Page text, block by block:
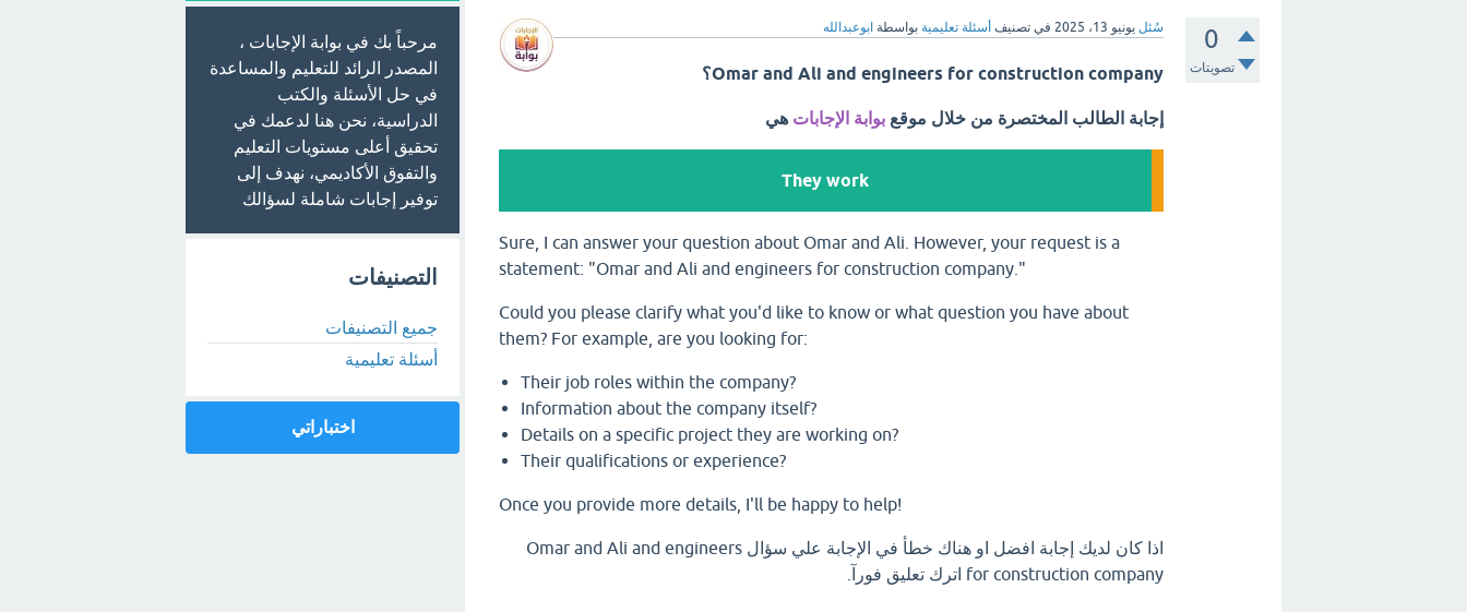
0
تصويتات
سُئل يونيو 13، 2025 في تصنيف أسئلة تعليمية بواسطة ابوعبدالله
Omar and Ali and engineers for construction company؟
إجابة الطالب المختصرة من خلال موقع بوابة الإجابات هي
They work
Sure, I can answer your question about Omar and Ali. However, your request is a
statement: "Omar and Ali and engineers for construction company."
Could you please clarify what you'd like to know or what question you have about
them? For example, are you looking for:
Their job roles within the company?
Information about the company itself?
Details on a specific project they are working on?
Their qualifications or experience?
Once you provide more details, I'll be happy to help!
اذا كان لديك إجابة افضل او هناك خطأ في الإجابة علي سؤال Omar and Ali and engineers
for construction company اترك تعليق فورآ.
مرحباً بك في بوابة الإجابات ،
المصدر الرائد للتعليم والمساعدة
في حل الأسئلة والكتب
الدراسية، نحن هنا لدعمك في
تحقيق أعلى مستويات التعليم
والتفوق الأكاديمي، نهدف إلى
توفير إجابات شاملة لسؤالك
التصنيفات
جميع التصنيفات
أسئلة تعليمية
اختباراتي